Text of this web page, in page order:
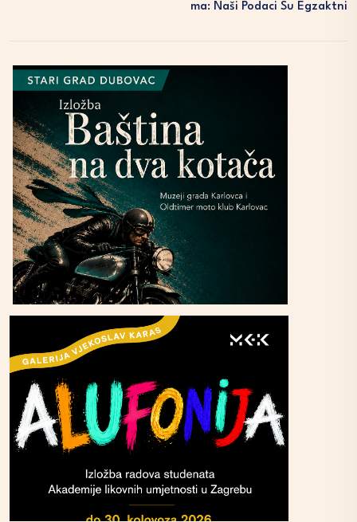
Ma: Naši Podaci Su Egzaktni